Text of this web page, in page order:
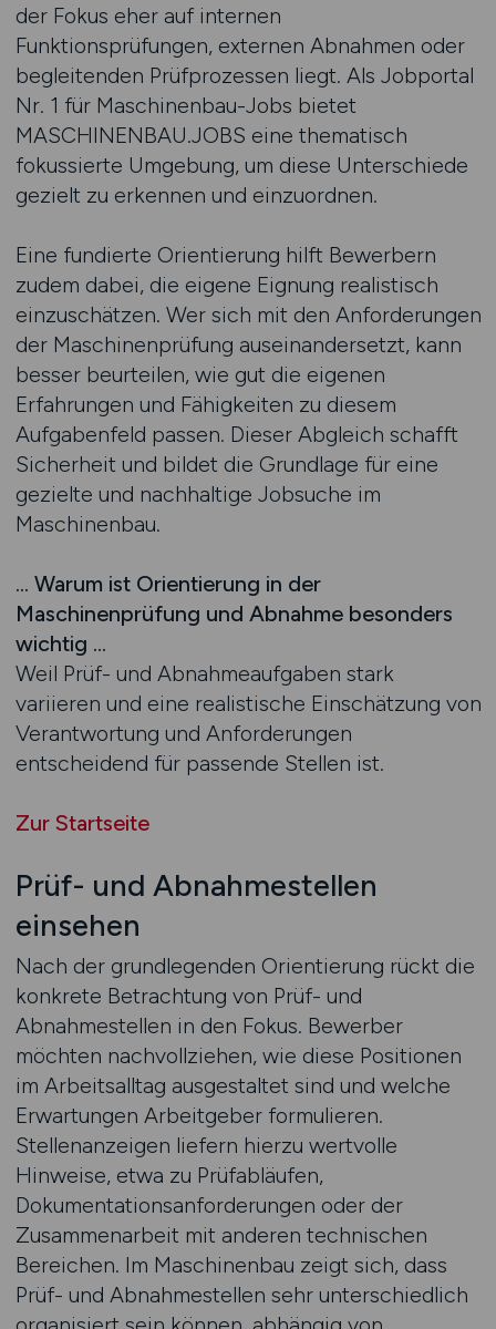
der Fokus eher auf internen
Funktionsprüfungen, externen Abnahmen oder
begleitenden Prüfprozessen liegt. Als Jobportal
Nr. 1 für Maschinenbau-Jobs bietet
MASCHINENBAU.JOBS eine thematisch
fokussierte Umgebung, um diese Unterschiede
gezielt zu erkennen und einzuordnen.
Eine fundierte Orientierung hilft Bewerbern
zudem dabei, die eigene Eignung realistisch
einzuschätzen. Wer sich mit den Anforderungen
der Maschinenprüfung auseinandersetzt, kann
besser beurteilen, wie gut die eigenen
Erfahrungen und Fähigkeiten zu diesem
Aufgabenfeld passen. Dieser Abgleich schafft
Sicherheit und bildet die Grundlage für eine
gezielte und nachhaltige Jobsuche im
Maschinenbau.
… Warum ist Orientierung in der
Maschinenprüfung und Abnahme besonders
wichtig …
Weil Prüf- und Abnahmeaufgaben stark
variieren und eine realistische Einschätzung von
Verantwortung und Anforderungen
entscheidend für passende Stellen ist.
Zur Startseite
Prüf- und Abnahmestellen
einsehen
Nach der grundlegenden Orientierung rückt die
konkrete Betrachtung von Prüf- und
Abnahmestellen in den Fokus. Bewerber
möchten nachvollziehen, wie diese Positionen
im Arbeitsalltag ausgestaltet sind und welche
Erwartungen Arbeitgeber formulieren.
Stellenanzeigen liefern hierzu wertvolle
Hinweise, etwa zu Prüfabläufen,
Dokumentationsanforderungen oder der
Zusammenarbeit mit anderen technischen
Bereichen. Im Maschinenbau zeigt sich, dass
Prüf- und Abnahmestellen sehr unterschiedlich